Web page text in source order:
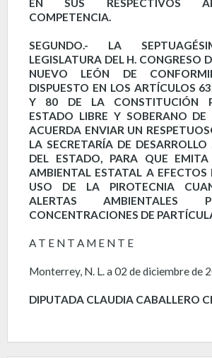
EN SUS RESPECTIVOS
COMPETENCIA.
SEGUNDO.-
LA
LEGISLATURA DEL H. CONGRESO
NUEVO LEÓN DE
DISPUESTO EN LOS ARTÍCULOS
Y 80 DE LA CONSTITUCIÓN
ESTADO LIBRE Y SOBERANO DE
ACUERDA ENVIAR UN
LA SECRETARÍA DE DESARROLLO
DEL ESTADO, PARA QUE
AMBIENTAL ESTATAL A EFECTOS
USO DE LA PIROTECNIA
ALERTAS AMBIENTALES
CONCENTRACIONES DE
A T E N T A M E N T E
Monterrey, N. L. a 02 de diciembre de
DIPUTADA CLAUDIA CABALLERO